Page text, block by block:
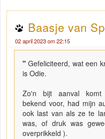
Baasje van
02 april 2023 om 22:15
"Gefeliciteerd, wat een
is Odie.
Zo'n bijt aanval
bekend voor, had mijn
ook last van als ze te
was, of druk was
overprikkeld ).